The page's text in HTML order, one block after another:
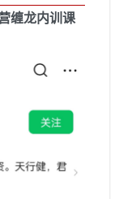
缠龙内训课